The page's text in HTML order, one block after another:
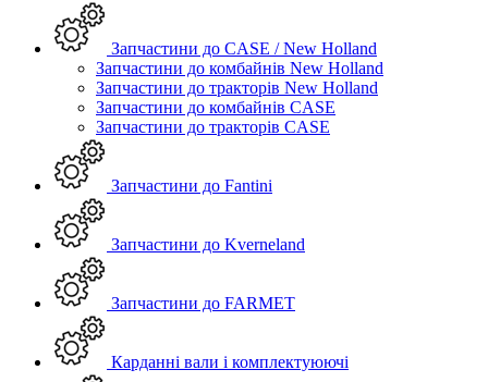
Запчастини до CASE / New Holland
Запчастини до комбайнів New Holland
Запчастини до тракторів New Holland
Запчастини до комбайнів CASE
Запчастини до тракторів CASE
Запчастини до Fantini
Запчастини до Kverneland
Запчастини до FARMET
Карданні вали і комплектуюючі